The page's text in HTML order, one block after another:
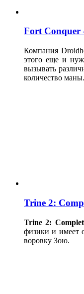
Fort Conquer
Компания
этого еще и
вызывать
количество
Trine 2:
Trine 2:
физики и имеет
воровку Зою.